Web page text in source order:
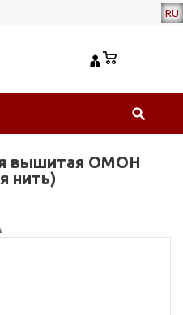
RU
вышитая ОМОН
нить)